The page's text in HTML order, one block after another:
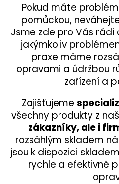
Pokud máte
pomůckou,
Jsme zde pro Vás rádi
jakýmkoliv
praxe máme
opravami a údržbou
zařízení a
Zajišťujeme
všechny produkty z
zákazníky, ale i
rozsáhlým skladem
jsou k dispozici
rychle a efektivně
ř
u
e
n
a
j